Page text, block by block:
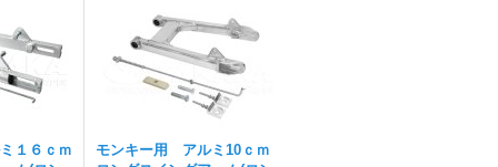
１６ｃｍ
モンキー用 アルミ10ｃｍ